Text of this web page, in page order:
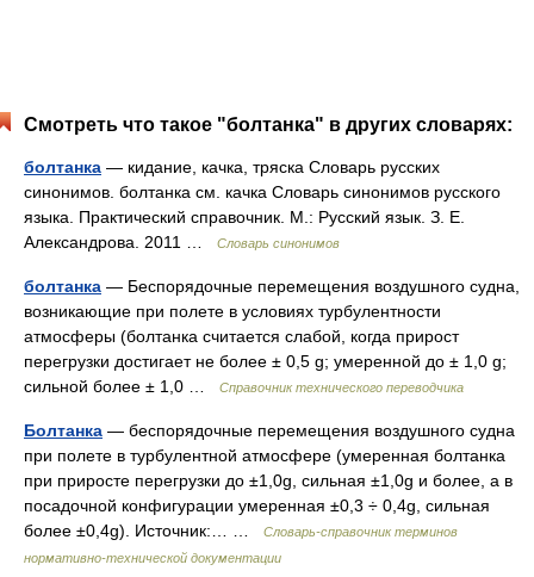
Смотреть что такое "болтанка" в других словарях:
болтанка — кидание, качка, тряска Словарь русских
синонимов. болтанка см. качка Словарь синонимов русского
языка. Практический справочник. М.: Русский язык. З. Е.
Александрова. 2011 …
Словарь синонимов
болтанка — Беспорядочные перемещения воздушного судна,
возникающие при полете в условиях турбулентности
атмосферы (болтанка считается слабой, когда прирост
перегрузки достигает не более ± 0,5 g; умеренной до ± 1,0 g;
сильной более ± 1,0 …
Справочник технического переводчика
Болтанка — беспорядочные перемещения воздушного судна
при полете в турбулентной атмосфере (умеренная болтанка
при приросте перегрузки до ±1,0g, сильная ±1,0g и более, а в
посадочной конфигурации умеренная ±0,3 ÷ 0,4g, сильная
более ±0,4g). Источник:… …
Словарь-справочник терминов
нормативно-технической документации